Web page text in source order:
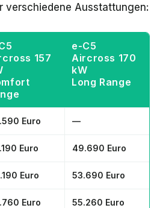
verschiedene Ausstattungen:
157
e-C5
Aircross 170
kW
Long Range
Euro —
Euro 49.690 Euro
Euro 53.690 Euro
Euro 55.260 Euro